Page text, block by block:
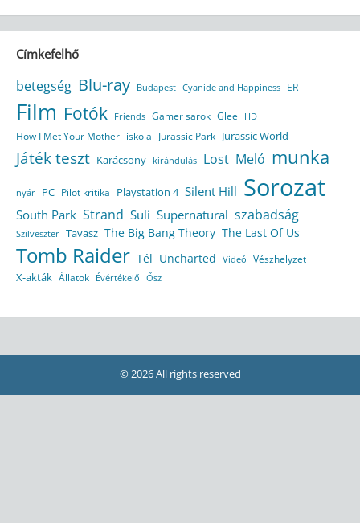
Címkefelhő
betegség Blu-ray Budapest Cyanide and Happiness ER
Film Fotók Friends Gamer sarok Glee HD
How I Met Your Mother iskola Jurassic Park Jurassic World
Játék teszt Karácsony kirándulás Lost Meló munka
nyár PC Pilot kritika Playstation 4 Silent Hill Sorozat
South Park Strand Suli Supernatural szabadság
Szilveszter Tavasz The Big Bang Theory The Last Of Us
Tomb Raider Tél Uncharted Videó Vészhelyzet
X-akták Állatok Évértékelő Ősz
© 2026 All rights reserved